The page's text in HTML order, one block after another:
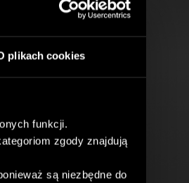
plikach cookies
funkcji.
zgody znajdują
są niezbędne do